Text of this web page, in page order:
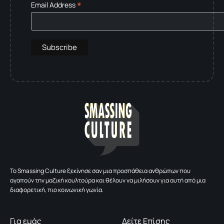
Email Address*
To Smassing Culture ξεκίνησε σαν μια προσπάθεια ανθρώπων που
αγαπούν την μαζική κουλτούρα και θέλουν να μιλήσουν για αυτή από μια
διαφορετική, πιο κοινωνική γωνία.
Για εμάς Δείτε Επίσης